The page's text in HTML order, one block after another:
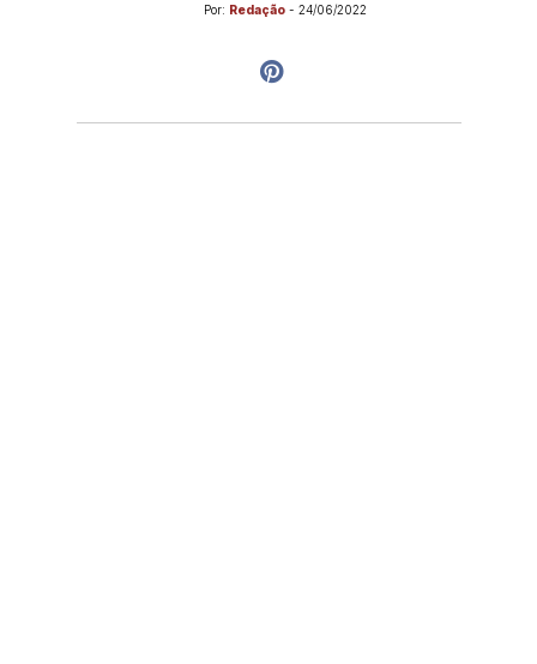
Por: Redação - 24/06/2022